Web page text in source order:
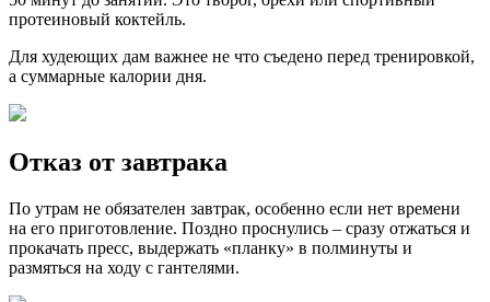
протеиновый коктейль.
Для худеющих дам важнее не что съедено перед тренировкой,
а суммарные калории дня.
Отказ от завтрака
По утрам не обязателен завтрак, особенно если нет времени
на его приготовление. Поздно проснулись – сразу отжаться и
прокачать пресс, выдержать «планку» в полминуты и
размяться на ходу с гантелями.